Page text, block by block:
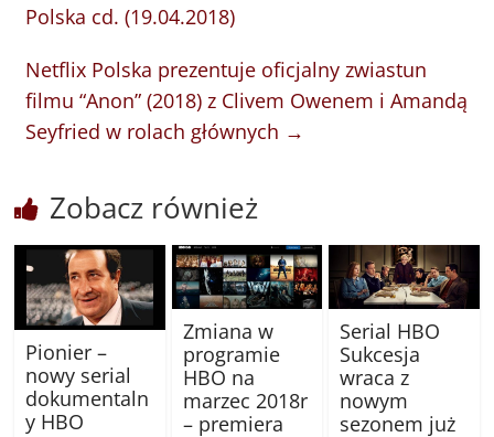
Polska cd. (19.04.2018)
Netflix Polska prezentuje oficjalny zwiastun
filmu “Anon” (2018) z Clivem Owenem i Amandą
Seyfried w rolach głównych →
Zobacz również
Pionier –
nowy serial
dokumentaln
y HBO
Zmiana w
programie
HBO na
marzec 2018r
– premiera
Serial HBO
Sukcesja
wraca z
nowym
sezonem już